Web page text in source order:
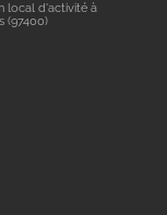
local d'activité à
(97400)